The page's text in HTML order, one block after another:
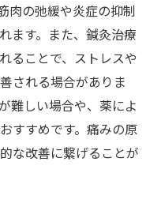
肉の弛緩や炎症の抑制
ます。また、鍼灸治療
ることで、ストレスや
される場合がありま
難しい場合や、薬によ
すすめです。痛みの原
な改善に繋げることが